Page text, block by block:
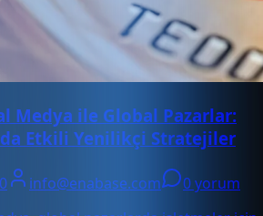
Medya ile Global Pazarlar:
Etkili Yenilikçi Stratejiler
info@enabase.com
0 yorum